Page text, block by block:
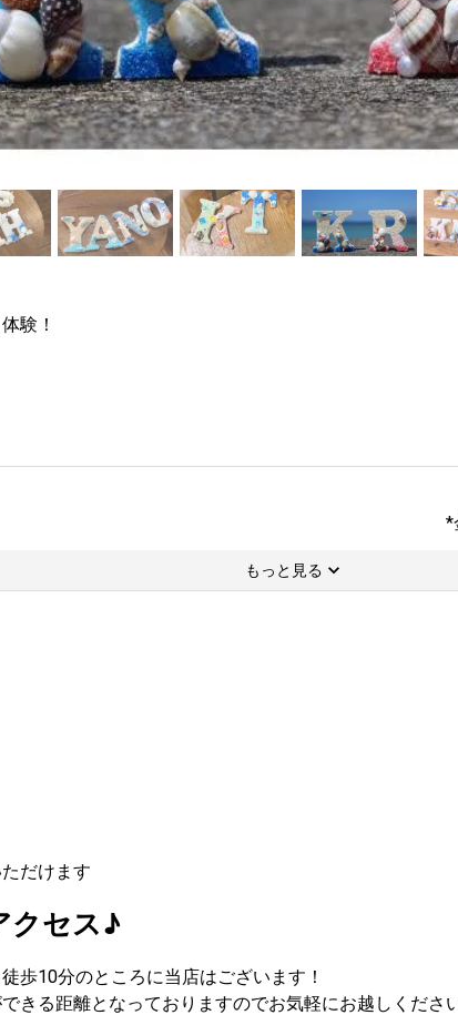
験！
*
もっと見る
だけます
クセス♪
歩10分のところに当店はございます！
きる距離となっておりますのでお気軽にお越しください